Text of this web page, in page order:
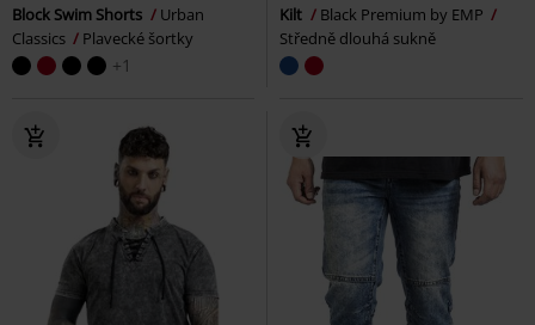
Block Swim Shorts
Urban
Classics
Plavecké šortky
+1
Kilt
Black Premium by EMP
Středně dlouhá sukně